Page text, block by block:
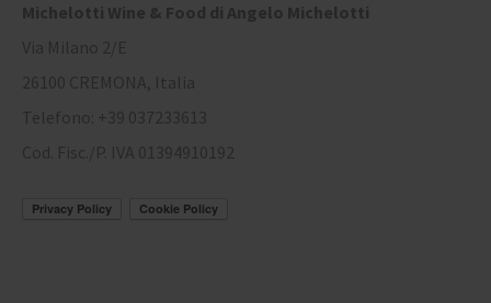
Michelotti Wine & Food di Angelo Michelotti
Via Milano 2/E
26100 CREMONA, Italia
Telefono: +39 037233613
Cod. Fisc./P. IVA 01394910192